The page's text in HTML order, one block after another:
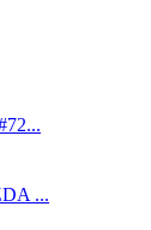
...